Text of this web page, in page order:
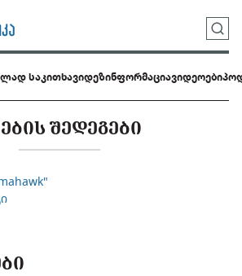
საკითხავიდეზინფორმაციავიდეოები
ᲨᲔᲓᲔᲒᲔᲑᲘ